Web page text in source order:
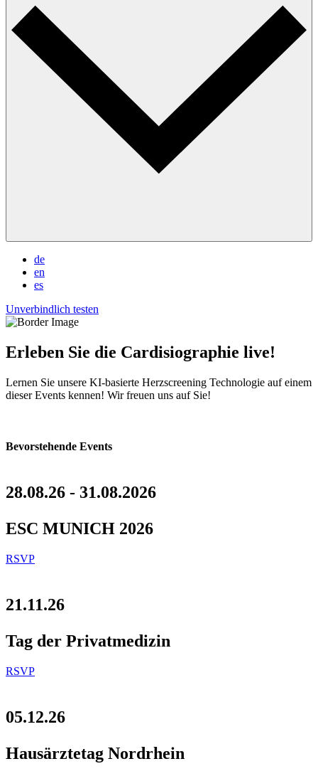
de
en
es
Unverbindlich testen
Erleben Sie die Cardisiographie live!
Lernen Sie unsere KI-basierte Herzscreening Technologie auf einem
dieser Events kennen! Wir freuen uns auf Sie!
Bevorstehende Events
28.08.26 - 31.08.2026
ESC MUNICH 2026
RSVP
21.11.26
Tag der Privatmedizin
RSVP
05.12.26
Hausärztetag Nordrhein